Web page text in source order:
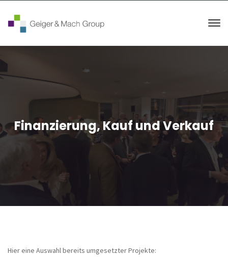
Finanzierung, Kauf und Verkauf
Hier eine Auswahl bereits umgesetzter Projekte: